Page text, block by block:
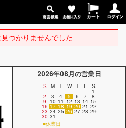
つかりませんでした
2026年08月の営業日
S M T W T F S
1
2 3 4 5 6 7 8
9 10 11 12 13 14 15
16 17 18 19 20 21 22
23 24 25 26 27 28 29
30 31
■休業日